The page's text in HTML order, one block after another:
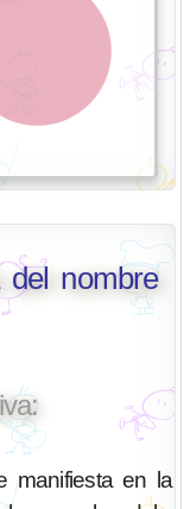
del nombre
manifiesta en la